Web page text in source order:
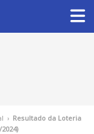
› Resultado da Loteria